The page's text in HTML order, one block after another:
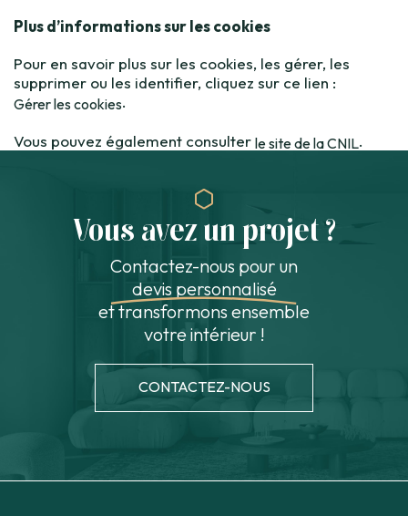
Plus d’informations sur les cookies
Pour en savoir plus sur les cookies, les gérer, les
supprimer ou les identifier, cliquez sur ce lien :
Gérer les cookies.
Vous pouvez également consulter le site de la CNIL.
Vous avez un projet ?
Contactez-nous pour un
devis personnalisé
et transformons ensemble
votre intérieur !
CONTACTEZ-NOUS